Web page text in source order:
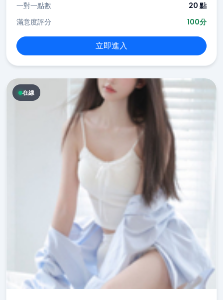
一對一點數
20 點
滿意度評分
100分
立即進入
在線